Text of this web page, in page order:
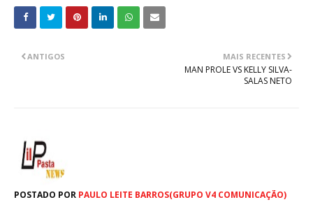
MAIS RECENTES
MAN PROLE VS KELLY SILVA-
SALAS NETO
ANTIGOS
POSTADO POR PAULO LEITE BARROS(GRUPO V4 COMUNICAÇÃO)